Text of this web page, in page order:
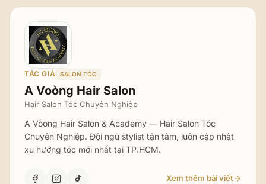
TÁC GIẢ SALON TÓC
A Voòng Hair Salon
Hair Salon Tóc Chuyên Nghiệp
A Vòong Hair Salon & Academy — Hair Salon Tóc
Chuyên Nghiệp. Đội ngũ stylist tận tâm, luôn cập nhật
xu hướng tóc mới nhất tại TP.HCM.
Xem thêm bài viết